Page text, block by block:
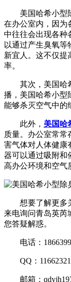
美国哈希小型除
在办公室内，因为
中往往会出现各种
以通过产生臭氧
新宜人。这不仅提
率。
其次，美国哈希
播，美国哈希小型
能够杀灭空气中的
此外， 美国哈
质量。办公室常常
害气体对人体健康
器可以通过吸附和
高办公环境和空气
想要了解更多关
来电询问青岛英芮
您答疑解惑。
电话：
QQ：
邮箱：